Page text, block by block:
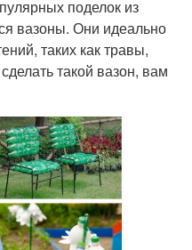
поделок из
вазоны. Они идеально
таких как травы,
такой вазон, вам